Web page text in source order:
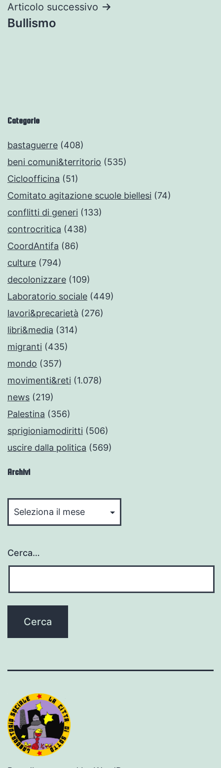
Articolo successivo
Bullismo
Categorie
bastaguerre (408)
beni comuni&territorio (535)
Cicloofficina (51)
Comitato agitazione scuole biellesi (74)
conflitti di generi (133)
controcritica (438)
CoordAntifa (86)
culture (794)
decolonizzare (109)
Laboratorio sociale (449)
lavori&precarietà (276)
libri&media (314)
migranti (435)
mondo (357)
movimenti&reti (1.078)
news (219)
Palestina (356)
sprigioniamodiritti (506)
uscire dalla politica (569)
Archivi
Cerca…